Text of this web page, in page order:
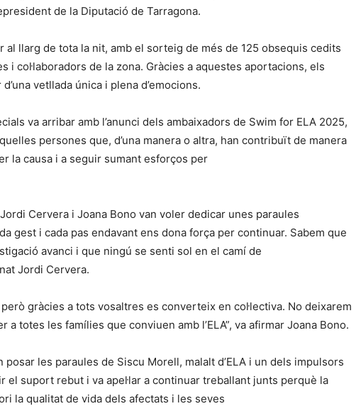
de la Diputació de Tarragona.
al llarg de tota la nit, amb el sorteig de més de 125 obsequis cedits
i col·laboradors de la zona. Gràcies a aquestes aportacions, els
vetllada única i plena d’emocions.
va arribar amb l’anunci dels ambaixadors de Swim for ELA 2025,
persones que, d’una manera o altra, han contribuït de manera
la causa i a seguir sumant esforços per
Cervera i Joana Bono van voler dedicar unes paraules
gest i cada pas endavant ens dona força per continuar. Sabem que
avanci i que ningú se senti sol en el camí de
Jordi Cervera.
gràcies a tots vosaltres es converteix en col·lectiva. No deixarem
a totes les famílies que conviuen amb l’ELA”, va afirmar Joana Bono.
posar les paraules de Siscu Morell, malalt d’ELA i un dels impulsors
el suport rebut i va apel·lar a continuar treballant junts perquè la
la qualitat de vida dels afectats i les seves